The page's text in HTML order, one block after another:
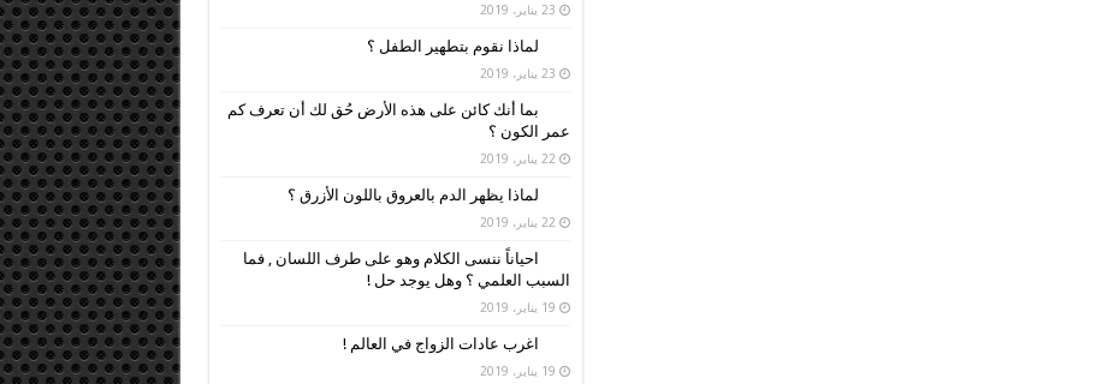
23 يناير، 2019
لماذا نقوم بتطهير الطفل ؟
23 يناير، 2019
بما أنك كائن على هذه الأرض حُق لك أن تعرف كم
عمر الكون ؟
22 يناير، 2019
لماذا يظهر الدم بالعروق باللون الأزرق ؟
22 يناير، 2019
احياناً ننسى الكلام وهو على طرف اللسان , فما
السبب العلمي ؟ وهل يوجد حل !
19 يناير، 2019
اغرب عادات الزواج في العالم !
19 يناير، 2019